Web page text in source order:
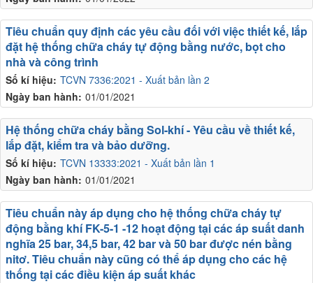
Số kí hiệu: TCVN 7336:2021 - Xuất bản lần 2
Ngày ban hành: 01/01/2021
Tiêu chuẩn quy định các yêu cầu đối với việc thiết kế, lắp
đặt hệ thống chữa cháy tự động bằng nước, bọt cho
nhà và công trình
Số kí hiệu: TCVN 13333:2021 - Xuất bản lần 1
Ngày ban hành: 01/01/2021
Hệ thống chữa cháy bằng Sol-khí - Yêu cầu về thiết kế,
lắp đặt, kiểm tra và bảo dưỡng.
Tiêu chuẩn này áp dụng cho hệ thống chữa cháy tự
động bằng khí FK-5-1 -12 hoạt động tại các áp suất danh
nghĩa 25 bar, 34,5 bar, 42 bar và 50 bar được nén bằng
nitơ. Tiêu chuẩn này cũng có thể áp dụng cho các hệ
thống tại các điều kiện áp suất khác